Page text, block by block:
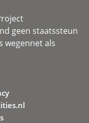
geen staatssteun
wegennet als